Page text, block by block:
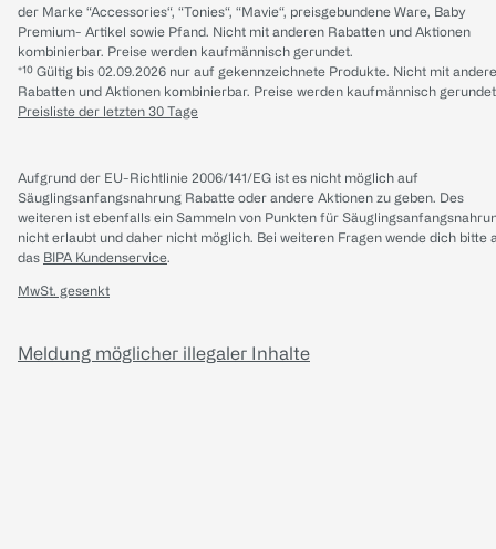
der Marke “Accessories“, “Tonies“, “Mavie“, preisgebundene Ware, Baby
Premium- Artikel sowie Pfand. Nicht mit anderen Rabatten und Aktionen
kombinierbar. Preise werden kaufmännisch gerundet.
*¹⁰ Gültig bis 02.09.2026 nur auf gekennzeichnete Produkte. Nicht mit
Rabatten und Aktionen kombinierbar. Preise werden kaufmännisch
Preisliste der letzten 30 Tage
Aufgrund der EU-Richtlinie 2006/141/EG ist es nicht möglich auf
Säuglingsanfangsnahrung Rabatte oder andere Aktionen zu geben. Des
weiteren ist ebenfalls ein Sammeln von Punkten für
nicht erlaubt und daher nicht möglich. Bei weiteren Fragen wende dich bitte
das BIPA Kundenservice.
MwSt. gesenkt
Meldung möglicher illegaler Inhalte